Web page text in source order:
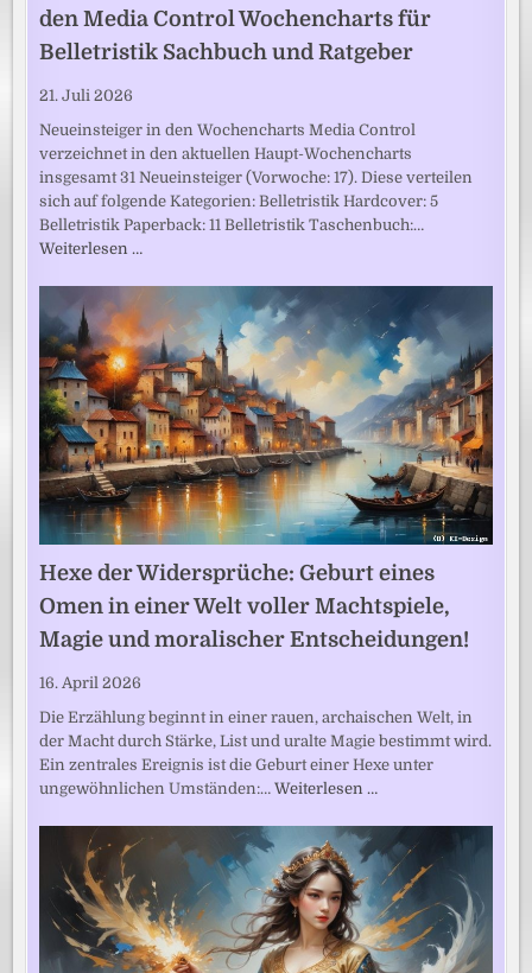
den Media Control Wochencharts für
Belletristik Sachbuch und Ratgeber
21. Juli 2026
Neueinsteiger in den Wochencharts Media Control
verzeichnet in den aktuellen Haupt-Wochencharts
insgesamt 31 Neueinsteiger (Vorwoche: 17). Diese verteilen
sich auf folgende Kategorien: Belletristik Hardcover: 5
Belletristik Paperback: 11 Belletristik Taschenbuch:…
Weiterlesen …
Hexe der Widersprüche: Geburt eines
Omen in einer Welt voller Machtspiele,
Magie und moralischer Entscheidungen!
16. April 2026
Die Erzählung beginnt in einer rauen, archaischen Welt, in
der Macht durch Stärke, List und uralte Magie bestimmt wird.
Ein zentrales Ereignis ist die Geburt einer Hexe unter
ungewöhnlichen Umständen:…Weiterlesen …